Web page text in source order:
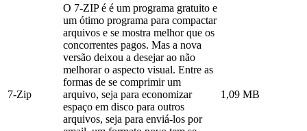
7-Zip
O 7-ZIP é é um programa gratuito e
um ótimo programa para compactar
arquivos e se mostra melhor que os
concorrentes pagos. Mas a nova
versão deixou a desejar ao não
melhorar o aspecto visual. Entre as
formas de se comprimir um
arquivo, seja para economizar
espaço em disco para outros
arquivos, seja para enviá-los por
1,09 MB